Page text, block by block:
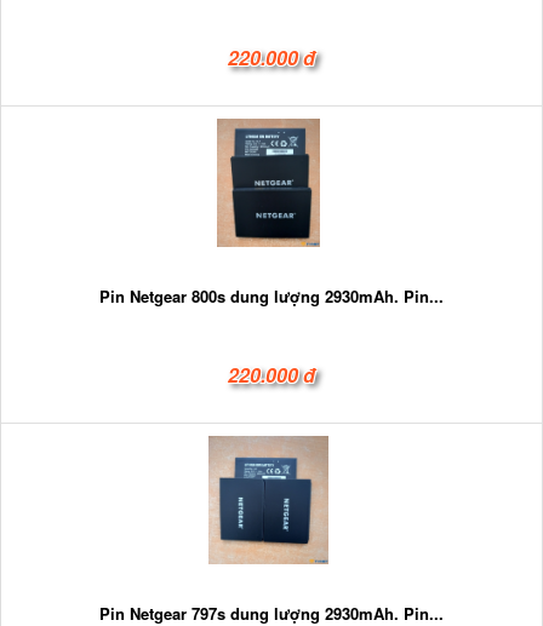
220.000 đ
Pin Netgear 800s dung lượng 2930mAh. Pin...
220.000 đ
Pin Netgear 797s dung lượng 2930mAh. Pin...